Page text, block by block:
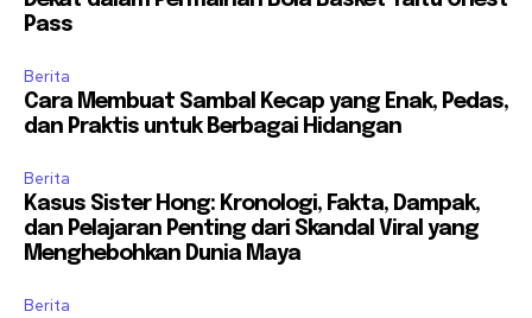
Pass
Berita
Cara Membuat Sambal Kecap yang Enak, Pedas,
dan Praktis untuk Berbagai Hidangan
Berita
Kasus Sister Hong: Kronologi, Fakta, Dampak,
dan Pelajaran Penting dari Skandal Viral yang
Menghebohkan Dunia Maya
Berita